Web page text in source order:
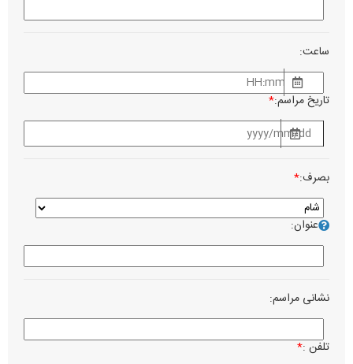
ساعت:
*تاریخ مراسم:
*بصرف:
عنوان:
نشانی مراسم:
*تلفن :